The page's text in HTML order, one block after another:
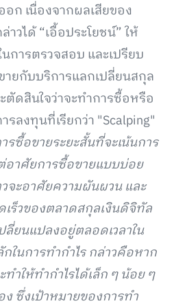
อก เนื่องจากผลเสียของ
วได้ “เอื้อประโยชน์” ให้
การตรวจสอบ และเปรียบ
ายกับบริการแลกเปลี่ยนสกุล
ตัดสินใจว่าจะทำการซื้อหรือ
รลงทุนที่เรียกว่า "Scalping"
รซื้อขายระยะสั้นที่จะเน้นการ
อาศัยการซื้อขายแบบบ่อย
จะอาศัยความผันผวน และ
เร็วของตลาดสกุลเงินดิจิทัล
ลี่ยนแปลงอยู่ตลอดเวลาใน
ในการทำกำไร กล่าวคือหาก
ำให้ทำกำไรได้เล็ก ๆ น้อย ๆ
ง ซึ่งเป้าหมายของการทำ